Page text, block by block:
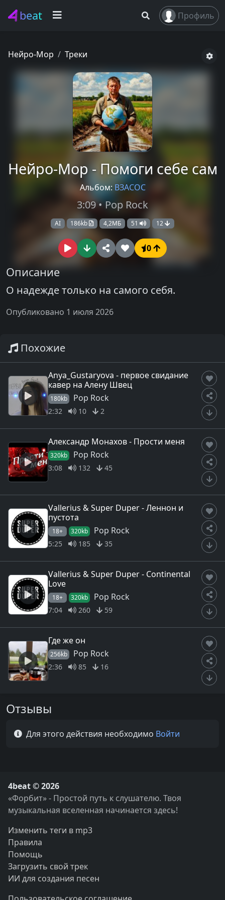
beat Профиль
Нейро-Мор Треки
Нейро-Мор - Помоги себе сам
Альбом: ВЗАСОС
3:09 • Pop Rock
AI 186kb 4,2МБ 51 12
0
Описание
О надежде только на самого себя.
Опубликовано 1 июля 2026
Похожие
Anya_Gustaryova - первое свидание
кавер на Алену Швец
180kb Pop Rock
2:32 10 2
Александр Монахов - Прости меня
320kb Pop Rock
3:08 132 45
Vallerius & Super Duper - Леннон и
пустота
18+ 320kb Pop Rock
5:25 185 35
Vallerius & Super Duper - Continental
Love
18+ 320kb Pop Rock
7:04 260 59
Где же он
256kb Pop Rock
2:36 85 16
Отзывы
Для этого действия необходимо Войти
4beat © 2026
«Форбит» - Простой путь к слушателю. Твоя
музыкальная вселенная начинается здесь!
Изменить теги в mp3
Правила
Помощь
Загрузить свой трек
ИИ для создания песен